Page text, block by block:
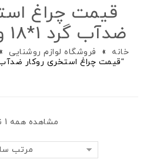
قیمت چراغ
ضد‌آب گرد 1*18 وات پایه دار
خانه » فروشگاه لوازم روشنایی »
“قیمت چراغ استخری روکار ضد‌آب گرد 1*18 وات
مشاهده همه 1 نتیجه
مرتب